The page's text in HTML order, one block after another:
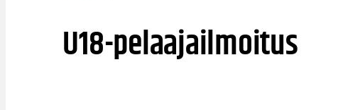
U18-pelaajailmoitus